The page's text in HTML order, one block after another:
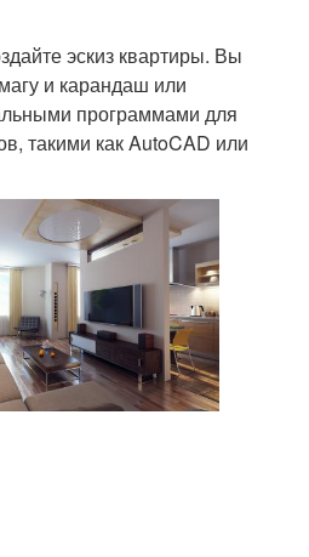
эскиз квартиры. Вы
и карандаш или
программами для
такими как AutoCAD или